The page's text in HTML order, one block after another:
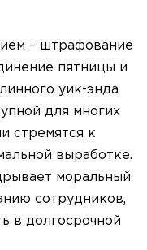
– штрафование
пятницы и
уик-энда
для многих
стремятся к
выработке.
моральный
сотрудников,
в долгосрочной